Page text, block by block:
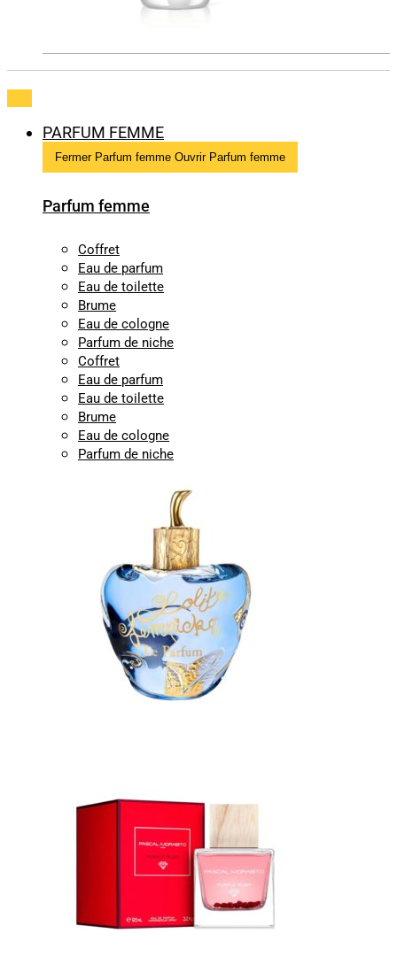
PARFUM FEMME
Fermer Parfum femme Ouvrir Parfum femme
Parfum femme
Coffret
Eau de parfum
Eau de toilette
Brume
Eau de cologne
Parfum de niche
Coffret
Eau de parfum
Eau de toilette
Brume
Eau de cologne
Parfum de niche